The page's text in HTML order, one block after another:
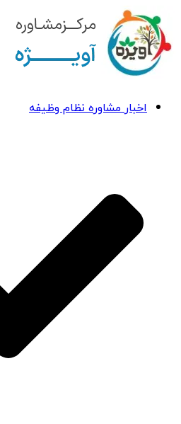
اخبار مشاوره نظام وظیفه